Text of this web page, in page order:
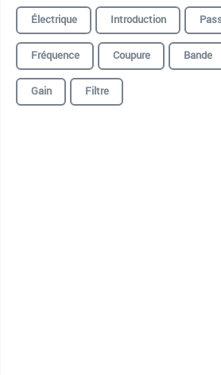
Électrique
Introduction
Fréquence
Coupure Bande
Gain
Filtre